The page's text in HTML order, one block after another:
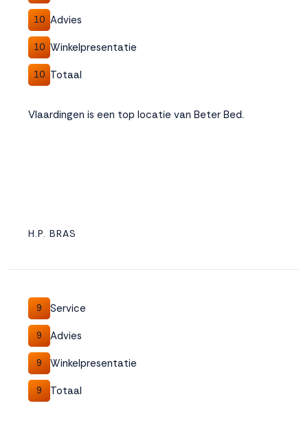
10 Advies
10 Winkelpresentatie
10 Totaal
Vlaardingen is een top locatie van Beter Bed.
H.P. BRAS
9 Service
9 Advies
9 Winkelpresentatie
9 Totaal